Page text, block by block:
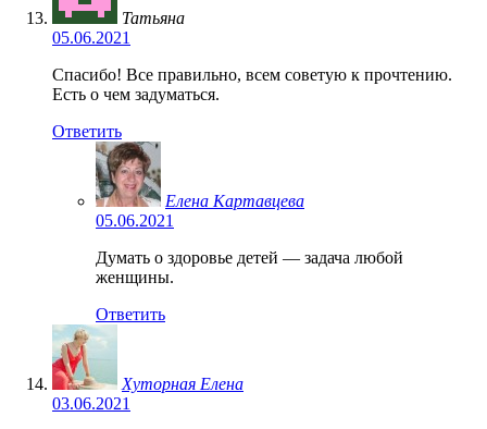
Татьяна
05.06.2021
Спасибо! Все правильно, всем советую к прочтению.
Есть о чем задуматься.
Ответить
Елена Картавцева
05.06.2021
Думать о здоровье детей — задача любой
женщины.
Ответить
Хуторная Елена
03.06.2021